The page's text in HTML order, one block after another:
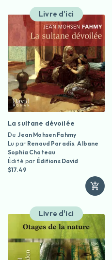
Livre d'ici
La sultane dévoilée
DeJean Mohsen Fahmy
Lu par Renaud Paradis,Albane
Sophia Chateau
Édité par Éditions David
$17.49
Livre d'ici